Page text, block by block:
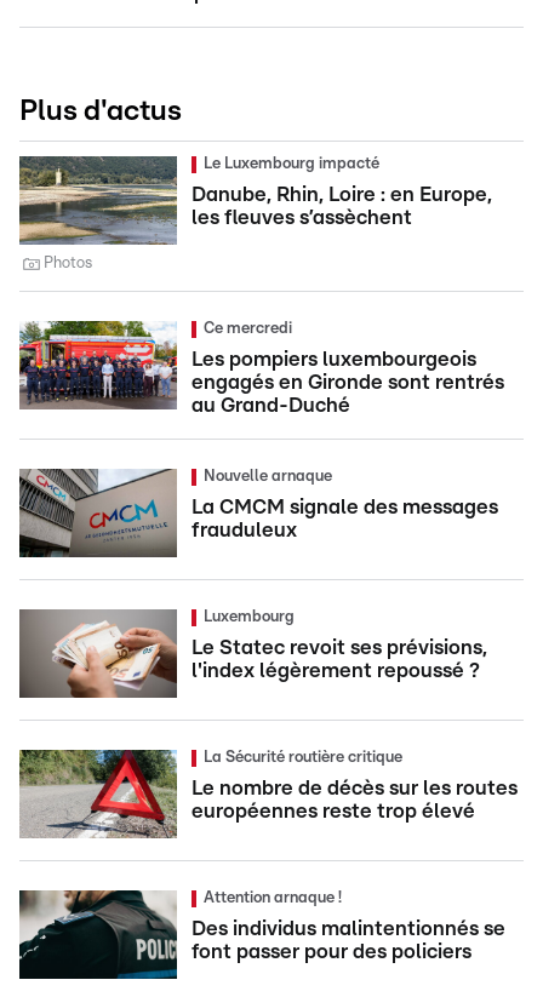
Plus d'actus
Le Luxembourg impacté
Danube, Rhin, Loire : en Europe,
les fleuves s’assèchent
Photos
Ce mercredi
Les pompiers luxembourgeois
engagés en Gironde sont rentrés
au Grand-Duché
Nouvelle arnaque
La CMCM signale des messages
frauduleux
Luxembourg
Le Statec revoit ses prévisions,
l'index légèrement repoussé ?
La Sécurité routière critique
Le nombre de décès sur les routes
européennes reste trop élevé
Attention arnaque !
Des individus malintentionnés se
font passer pour des policiers